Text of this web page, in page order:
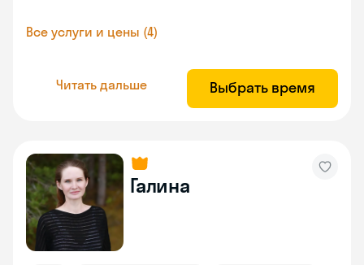
Все услуги и цены (4)
Читать дальше Выбрать время
Галина